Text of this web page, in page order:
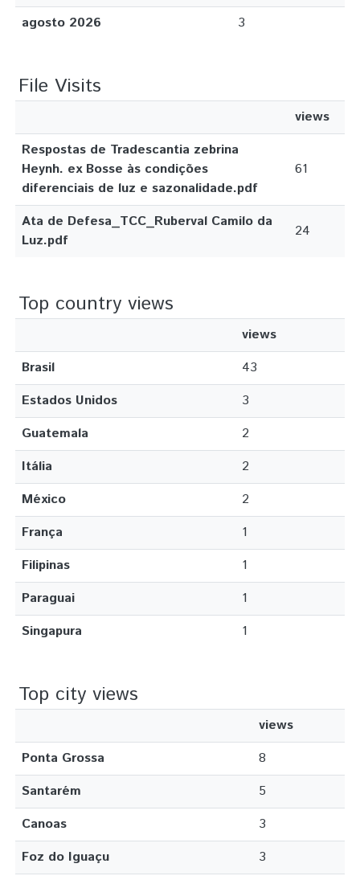
agosto 2026
3
File Visits
views
Respostas de Tradescantia zebrina
Heynh. ex Bosse às condições
diferenciais de luz e sazonalidade.pdf
61
Ata de Defesa_TCC_Ruberval Camilo da
Luz.pdf
24
Top country views
views
Brasil
43
Estados Unidos
3
Guatemala
2
Itália
2
México
2
França
1
Filipinas
1
Paraguai
1
Singapura
1
Top city views
views
Ponta Grossa
8
Santarém
5
Canoas
3
Foz do Iguaçu
3